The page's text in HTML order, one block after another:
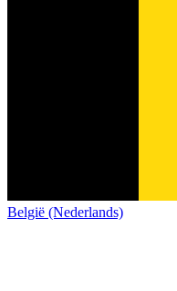
België (Nederlands)